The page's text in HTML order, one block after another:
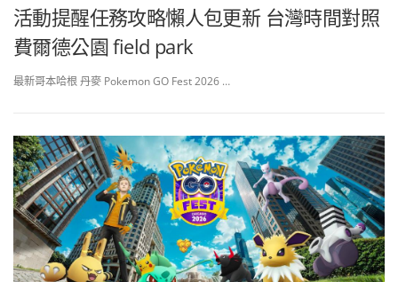
活動提醒任務攻略懶人包更新 台灣時間對照
費爾德公園 field park
最新哥本哈根 丹麥 Pokemon GO Fest 2026 …